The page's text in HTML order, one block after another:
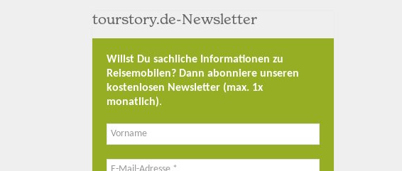
tourstory.de-Newsletter
Willst Du sachliche Informationen zu
Reisemobilen? Dann abonniere unseren
kostenlosen Newsletter (max. 1x
monatlich).